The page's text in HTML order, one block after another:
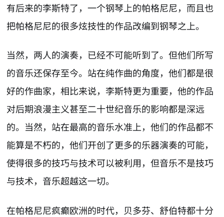
有后来的李斯特了，一个钢琴上的帕格尼尼，而且也
把帕格尼尼的很多炫技性的作品改编到钢琴之上。
当然，两人的演奏，已经不可能听到了。但他们所写
的音乐还保存至今。站在纯作曲的角度，他们都是很
好的作曲家，相比来说，李斯特更为重要，他的作品
对后期浪漫主义甚至二十世纪音乐的影响都是深远
的。当然，站在最高的音乐水准上，他们的作品都不
能算是不朽的，他们开创了更多的乐器演奏的可能，
使得很多的技巧与技术可以被利用，但音乐不是技巧
与技术，音乐超越这一切。
在帕格尼尼疯癫欧洲的时代，贝多芬、舒伯特都十分